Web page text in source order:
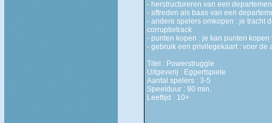
- herstructureren van een
- aftreden als baas van een
- andere spelers omkopen : je tracht
corruptietrack
- punten kopen : je kan punten
- gebruik een privilegekaart : voer de
Titel : Powerstruggle
Uitgeverij : Eggertspiele
Aantal spelers : 3-5
Speelduur : 90 min.
Leeftijd : 10+